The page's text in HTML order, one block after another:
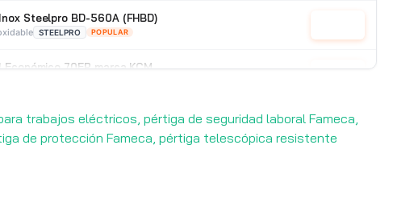
Steelpro BD-560A (FHBD)
STEELPRO POPULAR
70EP marca KCM
trabajos eléctricos, pértiga de seguridad laboral Fameca,
de protección Fameca, pértiga telescópica resistente